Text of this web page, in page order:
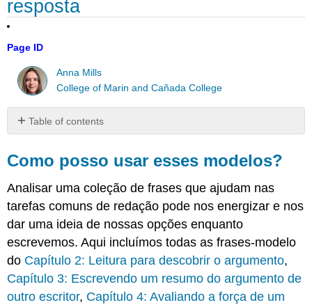
resposta
Page ID
Anna Mills
College of Marin and Cañada College
Table of contents
usar
esses
modelos?
Frases
para
introduzir
elementos
de
um
argumento
Como posso usar esses modelos?
Analisar uma coleção de frases que ajudam nas
tarefas comuns de redação pode nos energizar e nos
dar uma ideia de nossas opções enquanto
escrevemos. Aqui incluímos todas as frases-modelo
do Capítulo 2: Leitura para descobrir o argumento,
Capítulo 3: Escrevendo um resumo do argumento de
outro escritor, Capítulo 4: Avaliando a força de um